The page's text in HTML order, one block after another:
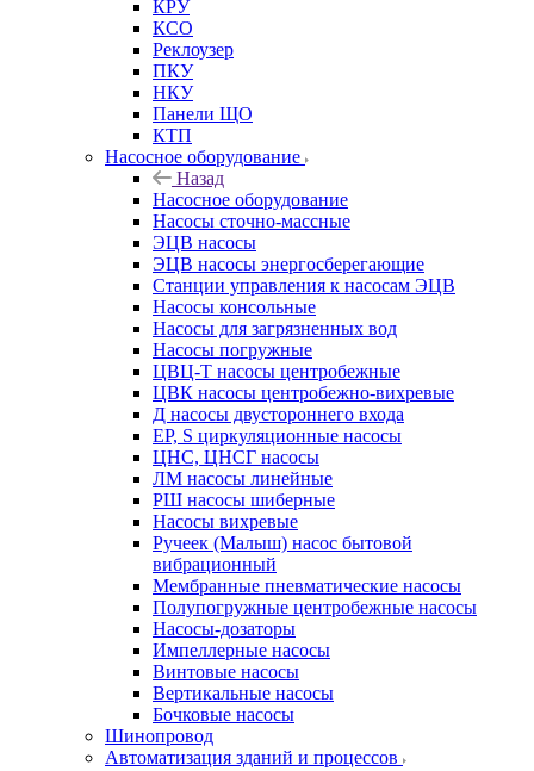
КРУ
КСО
Реклоузер
ПКУ
НКУ
Панели ЩО
КТП
Насосное оборудование
Назад
Насосное оборудование
Насосы сточно-массные
ЭЦВ насосы
ЭЦВ насосы энергосберегающие
Станции управления к насосам ЭЦВ
Насосы консольные
Насосы для загрязненных вод
Насосы погружные
ЦВЦ-Т насосы центробежные
ЦВК насосы центробежно-вихревые
Д насосы двустороннего входа
EP, S циркуляционные насосы
ЦНС, ЦНСГ насосы
ЛМ насосы линейные
РШ насосы шиберные
Насосы вихревые
Ручеек (Малыш) насос бытовой
вибрационный
Мембранные пневматические насосы
Полупогружные центробежные насосы
Насосы-дозаторы
Импеллерные насосы
Винтовые насосы
Вертикальные насосы
Бочковые насосы
Шинопровод
Автоматизация зданий и процессов